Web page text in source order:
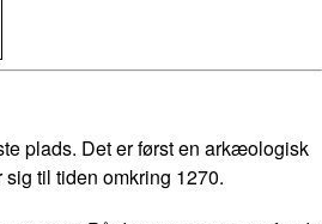
plads. Det er først en arkæologisk
til tiden omkring 1270.